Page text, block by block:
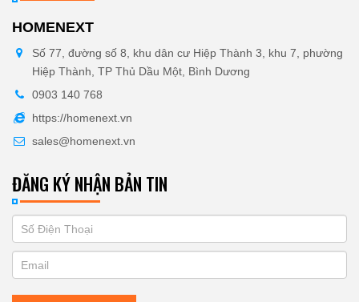
HOMENEXT
Số 77, đường số 8, khu dân cư Hiệp Thành 3, khu 7, phường
Hiệp Thành, TP Thủ Dầu Một, Bình Dương
0903 140 768
https://homenext.vn
sales@homenext.vn
ĐĂNG KÝ NHẬN BẢN TIN
ĐĂNG
KÝ
NHẬN
you
are
human,
leave